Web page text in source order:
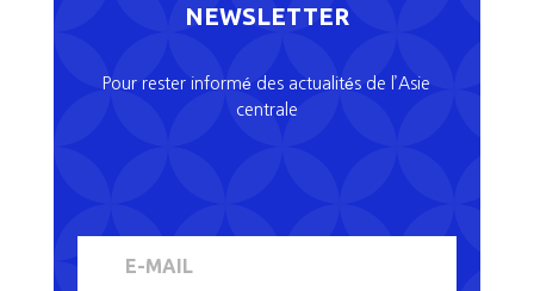
NEWSLETTER
Pour rester informé des actualités de l’Asie
centrale